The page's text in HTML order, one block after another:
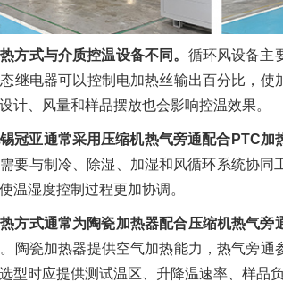
方式与介质控温设备不同。 循环风设备主
继电器可以控制电加热丝输出百分比，
计、风量和样品摆放也会影响控温效果。
冠亚通常采用压缩机热气旁通配合PTC加
要与制冷、除湿、加湿和风循环系统协
温湿度控制过程更加协调。
方式通常为陶瓷加热器配合压缩机热气旁
陶瓷加热器提供空气加热能力，热气旁
型时应提供测试温区、升降温速率、样品